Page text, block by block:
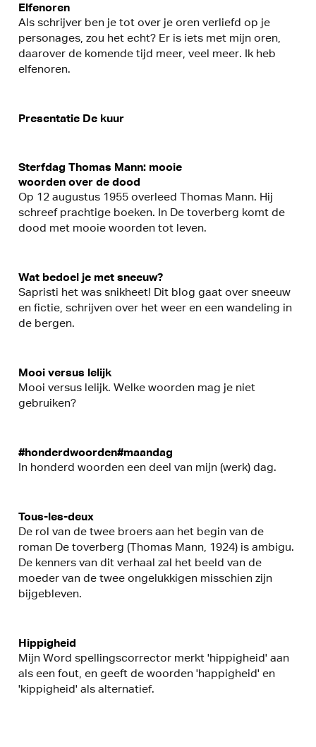
Elfenoren
Als schrijver ben je tot over je oren verliefd op je
personages, zou het echt? Er is iets met mijn oren,
daarover de komende tijd meer, veel meer. Ik heb
elfenoren.
Presentatie De kuur
Sterfdag Thomas Mann: mooie
woorden over de dood
Op 12 augustus 1955 overleed Thomas Mann. Hij
schreef prachtige boeken. In De toverberg komt de
dood met mooie woorden tot leven.
Wat bedoel je met sneeuw?
Sapristi het was snikheet! Dit blog gaat over sneeuw
en fictie, schrijven over het weer en een wandeling in
de bergen.
Mooi versus lelijk
Mooi versus lelijk. Welke woorden mag je niet
gebruiken?
#honderdwoorden#maandag
In honderd woorden een deel van mijn (werk) dag.
Tous-les-deux
De rol van de twee broers aan het begin van de
roman De toverberg (Thomas Mann, 1924) is ambigu.
De kenners van dit verhaal zal het beeld van de
moeder van de twee ongelukkigen misschien zijn
bijgebleven.
Hippigheid
Mijn Word spellingscorrector merkt 'hippigheid' aan
als een fout, en geeft de woorden 'happigheid' en
'kippigheid' als alternatief.